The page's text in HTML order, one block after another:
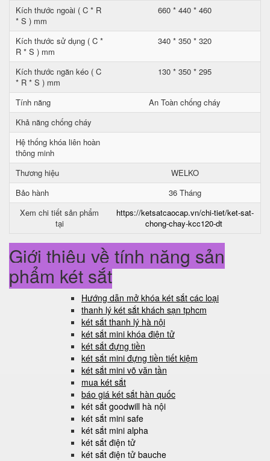
Kích thước ngoài ( C * R
* S ) mm
660 * 440 * 460
Kích thước sử dụng ( C *
R * S ) mm
340 * 350 * 320
Kích thước ngăn kéo ( C
* R * S ) mm
130 * 350 * 295
Tính năng
An Toàn chống cháy
Khả năng chống cháy
Hệ thống khóa liên hoàn
thông minh
Thương hiệu
WELKO
Bảo hành
36 Tháng
Xem chi tiết sản phẩm
tại
https://ketsatcaocap.vn/chi-tiet/ket-sat-
chong-chay-kcc120-dt
Giới thiệu về tính năng sản
phẩm két sắt
Hướng dẫn mở khóa két sắt các loại
thanh lý két sắt khách sạn tphcm
két sắt thanh lý hà nội
két sắt mini khóa điện tử
két sắt đựng tiền
két sắt mini đựng tiền tiết kiệm
két sắt mini võ văn tần
mua két sắt
báo giá két sắt hàn quốc
két sắt goodwill hà nội
két sắt mini safe
két sắt mini alpha
két sắt điện tử
két sắt điện tử bauche